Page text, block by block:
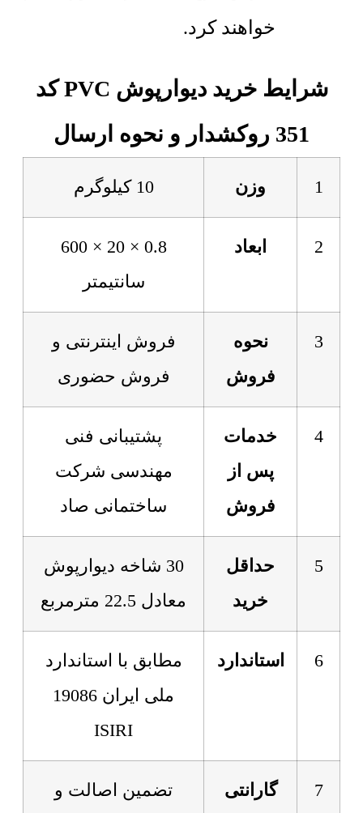
خواهند کرد.
شرایط خرید دیوارپوش PVC کد
351 روکشدار و نحوه ارسال
1 وزن 10 کیلوگرم
2 ابعاد
0.8 × 20 × 600
سانتیمتر
3
نحوه
فروش
فروش اینترنتی و
فروش حضوری
4
خدمات
پس از
فروش
پشتیبانی فنی
مهندسی شرکت
ساختمانی صاد
5
حداقل
خرید
30 شاخه دیوارپوش
معادل 22.5 مترمربع
6 استاندارد
مطابق با استاندارد
ملی ایران 19086
ISIRI
7 گارانتی
تضمین اصالت و